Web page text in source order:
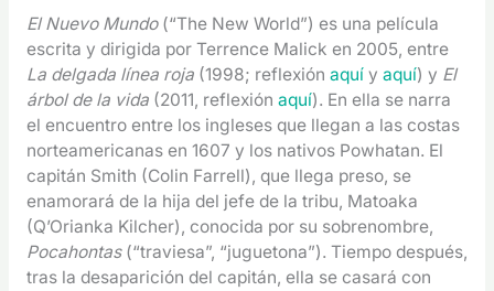
El Nuevo Mundo(“The New World”) es una película
escrita y dirigida por Terrence Malick en 2005, entre
La delgada línea roja(1998; reflexión aquíy aquí) y El
árbol de la vida(2011, reflexión aquí). En ella se narra
el encuentro entre los ingleses que llegan a las costas
norteamericanas en 1607 y los nativos Powhatan. El
capitán Smith (Colin Farrell), que llega preso, se
enamorará de la hija del jefe de la tribu, Matoaka
(Q’Orianka Kilcher), conocida por su sobrenombre,
Pocahontas (“traviesa”, “juguetona”). Tiempo después,
tras la desaparición del capitán, ella se casará con